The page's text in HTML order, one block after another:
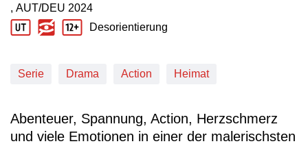
Produktionsland: AUT/DEU
, AUT/DEU
Produktionsjahr: 2024
2024
Jugendschutz Beschreibung: Desorientierung
Desorientierung
Serie Drama Action Heimat
Abenteuer, Spannung, Action, Herzschmerz
und viele Emotionen in einer der malerischsten